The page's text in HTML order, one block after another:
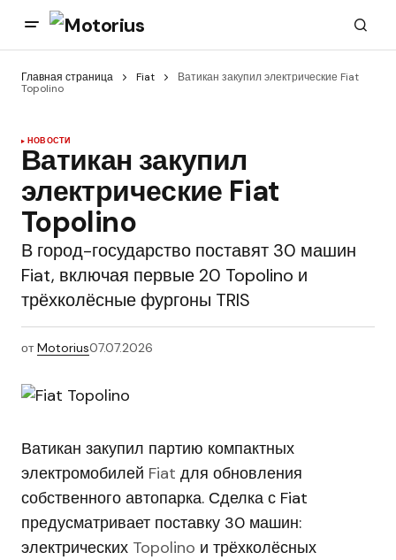
Главная страница Fiat
Ватикан закупил электрические Fiat
Topolino
НОВОСТИ
Ватикан закупил
электрические Fiat
Topolino
В город-государство поставят 30 машин
Fiat, включая первые 20 Topolino и
трёхколёсные фургоны TRIS
от Motorius07.07.2026
Ватикан закупил партию компактных
электромобилей Fiat для обновления
собственного автопарка. Сделка с Fiat
предусматривает поставку 30 машин:
электрических Topolino и трёхколёсных